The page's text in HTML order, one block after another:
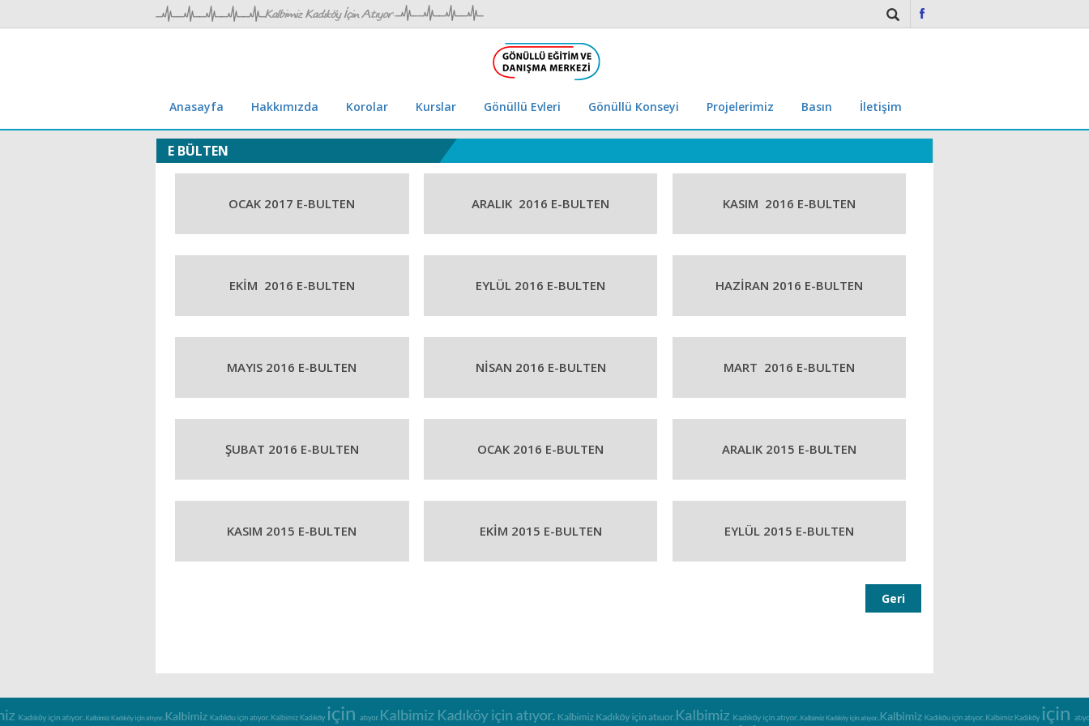
Anasayfa Hakkımızda Korolar Kurslar Gönüllü Evleri Gönüllü Konseyi Projelerimiz Basın İletişim
E BÜLTEN
OCAK 2017 E-BULTEN ARALIK 2016 E-BULTEN KASIM 2016 E-BULTEN
EKİM 2016 E-BULTEN EYLÜL 2016 E-BULTEN HAZİRAN 2016 E-BULTEN
MAYIS 2016 E-BULTEN NİSAN 2016 E-BULTEN MART 2016 E-BULTEN
ŞUBAT 2016 E-BULTEN OCAK 2016 E-BULTEN ARALIK 2015 E-BULTEN
KASIM 2015 E-BULTEN EKİM 2015 E-BULTEN EYLÜL 2015 E-BULTEN
Geri